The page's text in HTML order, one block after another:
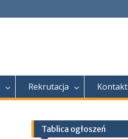
Rekrutacja Kontakt
Tablica ogłoszeń